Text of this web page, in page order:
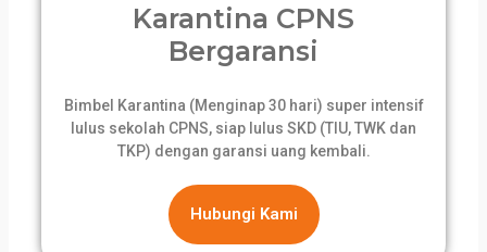
Karantina CPNS
Bergaransi
Bimbel Karantina (Menginap 30 hari) super intensif
lulus sekolah CPNS, siap lulus SKD (TIU, TWK dan
TKP) dengan garansi uang kembali.
Hubungi Kami